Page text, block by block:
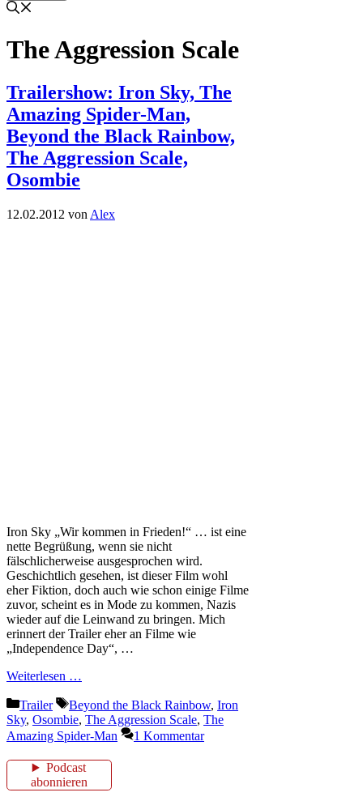
The Aggression Scale
Trailershow: Iron Sky, The
Amazing Spider-Man,
Beyond the Black Rainbow,
The Aggression Scale,
Osombie
12.02.2012 von Alex
Iron Sky „Wir kommen in Frieden!“ … ist eine
nette Begrüßung, wenn sie nicht
fälschlicherweise ausgesprochen wird.
Geschichtlich gesehen, ist dieser Film wohl
eher Fiktion, doch auch wie schon einige Filme
zuvor, scheint es in Mode zu kommen, Nazis
wieder auf die Leinwand zu bringen. Mich
erinnert der Trailer eher an Filme wie
„Independence Day“, …
Weiterlesen …
Kategorien
Trailer Schlagwörter
Beyond the Black Rainbow, Iron
Sky, Osombie, The Aggression Scale, The
Amazing Spider-Man
1 Kommentar
Podcast
abonnieren